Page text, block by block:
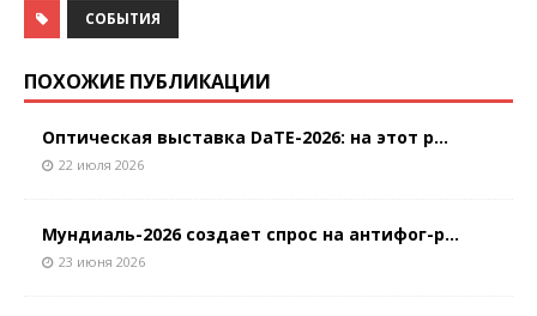
СОБЫТИЯ
ПОХОЖИЕ ПУБЛИКАЦИИ
Оптическая выставка DaTE-2026: на этот р...
22 июля 2026
Мундиаль-2026 создает спрос на антифог-р...
23 июня 2026